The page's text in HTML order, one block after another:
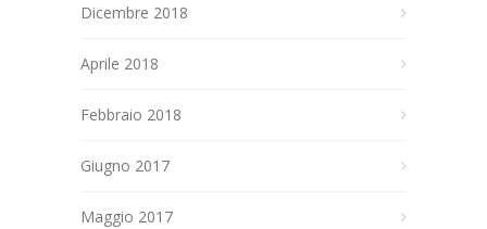
Dicembre 2018
Aprile 2018
Febbraio 2018
Giugno 2017
Maggio 2017